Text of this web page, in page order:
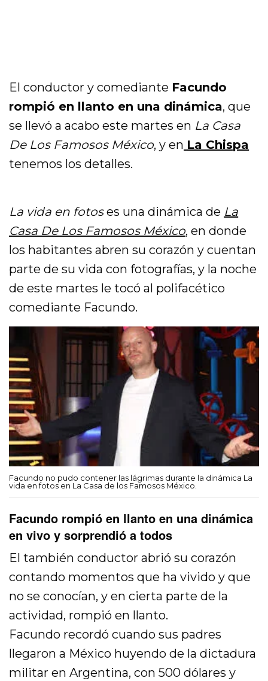
El conductor y comediante Facundo
rompió en llanto en una dinámica, que
se llevó a acabo este martes en La Casa
De Los Famosos México, y en La Chispa
tenemos los detalles.
La vida en fotoses una dinámica de La
Casa De Los Famosos México, en donde
los habitantes abren su corazón y cuentan
parte de su vida con fotografías, y la noche
de este martes le tocó al polifacético
comediante Facundo.
Facundo no pudo contener las lágrimas durante la dinámica La
vida en fotos en La Casa de los Famosos México.
Facundo rompió en llanto en una dinámica
en vivo y sorprendió a todos
El también conductor abrió su corazón
contando momentos que ha vivido y que
no se conocían, y en cierta parte de la
actividad, rompió en llanto.
Facundo recordó cuando sus padres
llegaron a México huyendo de la dictadura
militar en Argentina, con 500 dólares y